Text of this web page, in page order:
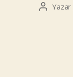
Yazının
Yazar